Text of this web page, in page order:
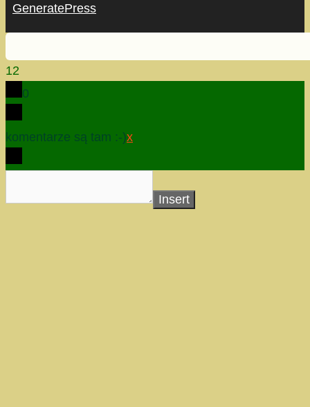
GeneratePress
12
0
komentarze są tam :-)x
Insert